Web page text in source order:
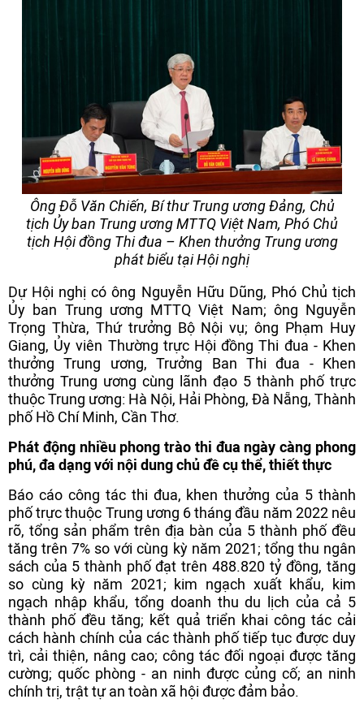
Ông Đỗ Văn Chiến, Bí thư Trung ương Đảng, Chủ
tịch Ủy ban Trung ương MTTQ Việt Nam, Phó Chủ
tịch Hội đồng Thi đua – Khen thưởng Trung ương
phát biểu tại Hội nghị
Dự Hội nghị có ông Nguyễn Hữu Dũng, Phó Chủ tịch
Ủy ban Trung ương MTTQ Việt Nam; ông Nguyễn
Trọng Thừa, Thứ trưởng Bộ Nội vụ; ông Phạm Huy
Giang, Ủy viên Thường trực Hội đồng Thi đua - Khen
thưởng Trung ương, Trưởng Ban Thi đua - Khen
thưởng Trung ương cùng lãnh đạo 5 thành phố trực
thuộc Trung ương: Hà Nội, Hải Phòng, Đà Nẵng, Thành
phố Hồ Chí Minh, Cần Thơ.
Phát động nhiều phong trào thi đua ngày càng phong
phú, đa dạng với nội dung chủ đề cụ thể, thiết thực
Báo cáo công tác thi đua, khen thưởng của 5 thành
phố trực thuộc Trung ương 6 tháng đầu năm 2022 nêu
rõ, tổng sản phẩm trên địa bàn của 5 thành phố đều
tăng trên 7% so với cùng kỳ năm 2021; tổng thu ngân
sách của 5 thành phố đạt trên 488.820 tỷ đồng, tăng
so cùng kỳ năm 2021; kim ngạch xuất khẩu, kim
ngạch nhập khẩu, tổng doanh thu du lịch của cả 5
thành phố đều tăng; kết quả triển khai công tác cải
cách hành chính của các thành phố tiếp tục được duy
trì, cải thiện, nâng cao; công tác đối ngoại được tăng
cường; quốc phòng - an ninh được củng cố; an ninh
chính trị, trật tự an toàn xã hội được đảm bảo.